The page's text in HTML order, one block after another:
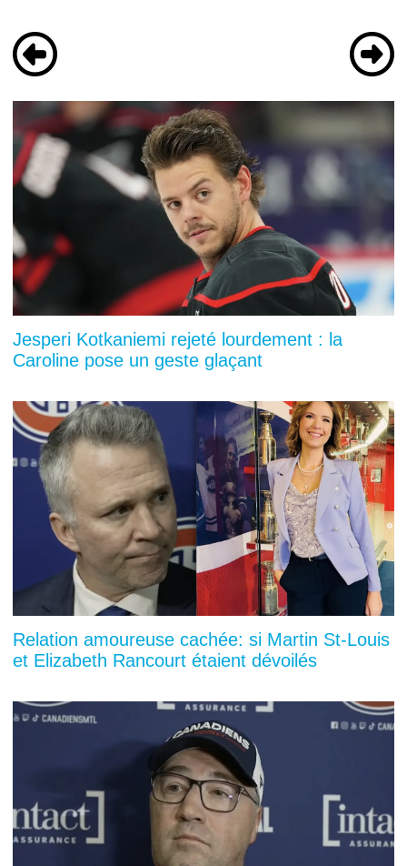
Jesperi Kotkaniemi rejeté lourdement : la
Caroline pose un geste glaçant
Relation amoureuse cachée: si Martin St-Louis
et Elizabeth Rancourt étaient dévoilés